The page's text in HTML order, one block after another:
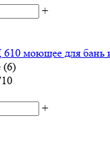
+
моющее для бань
(6)
+